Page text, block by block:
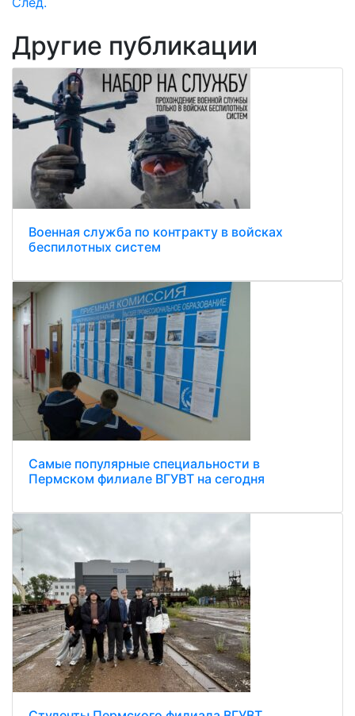
Другие публикации
Военная служба по контракту в войсках
беспилотных систем
Самые популярные специальности в
Пермском филиале ВГУВТ на сегодня